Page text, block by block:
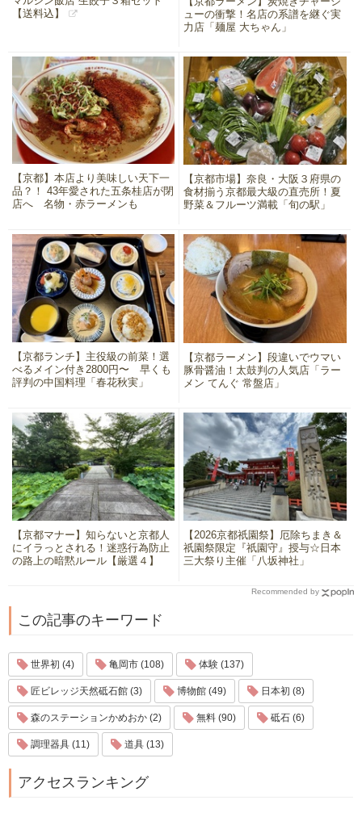
【送料込】
ューの衝撃！名店の系譜を継ぐ実
力店「麺屋 大ちゃん」
【京都】本店より美味しい天下一
品？！ 43年愛された五条桂店が閉
店へ 名物・赤ラーメンも
【京都市場】奈良・大阪３府県の
食材揃う京都最大級の直売所！夏
野菜＆フルーツ満載「旬の駅」
【京都ランチ】主役級の前菜！選
べるメイン付き2800円〜 早くも
評判の中国料理「春花秋実」
【京都ラーメン】段違いでウマい
豚骨醤油！太鼓判の人気店「ラー
メン てんぐ 常盤店」
【京都マナー】知らないと京都人
にイラっとされる！迷惑行為防止
の路上の暗黙ルール【厳選４】
【2026京都祇園祭】厄除ちまき＆
祇園祭限定『祇園守』授与☆日本
三大祭り主催「八坂神社」
Recommended by
この記事のキーワード
世界初 (4) 亀岡市 (108) 体験 (137)
匠ビレッジ天然砥石館 (3) 博物館 (49) 日本初 (8)
森のステーションかめおか (2) 無料 (90) 砥石 (6)
調理器具 (11) 道具 (13)
アクセスランキング